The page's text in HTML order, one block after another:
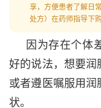
享，方便患者了解日
处方）在药师指导下
因为存在个体
好的说法， 想要润
或者遵医嘱服用润
状。